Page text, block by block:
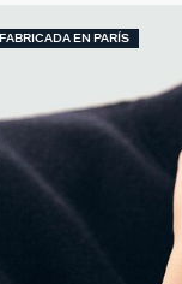
FABRICADA EN PARÍS